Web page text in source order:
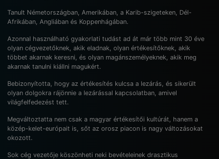
Tanult Németországban, Amerikában, a Karib-szigeteken, Dél-
Afrikában, Angliában és Koppenhágában.
Azonnal használható gyakorlati tudást ad át már több mint 30 éve
olyan cégvezetőknek, akik eladnak, olyan értékesítőknek, akik
többet akarnak keresni, és olyan magánszemélyeknek, akik meg
akarnak tanulni kiállni magukért.
Bebizonyította, hogy az értékesítés kulcsa a lezárás, és sikerült
olyan dolgokra rájönnie a lezárással kapcsolatban, amivel
világfelfedezést tett.
Megváltoztatta nem csak a magyar értékesítői kultúrát, hanem a
közép-kelet-európait is, sőt az orosz piacon is nagy változásokat
okozott.
Sok cég vezetője köszönheti neki bevételeinek drasztikus